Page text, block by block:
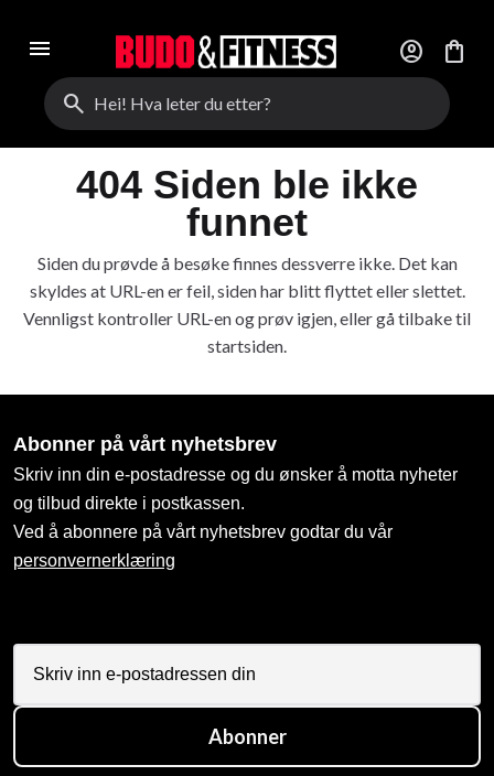
menu account_circle
shopping_bag
search
404 Siden ble ikke
funnet
Siden du prøvde å besøke finnes dessverre ikke. Det kan
skyldes at URL-en er feil, siden har blitt flyttet eller slettet.
Vennligst kontroller URL-en og prøv igjen, eller gå tilbake til
startsiden.
Abonner på vårt nyhetsbrev
Skriv inn din e-postadresse og du ønsker å motta nyheter
og tilbud direkte i postkassen.
Ved å abonnere på vårt nyhetsbrev godtar du vår
personvernerklæring
Abonner